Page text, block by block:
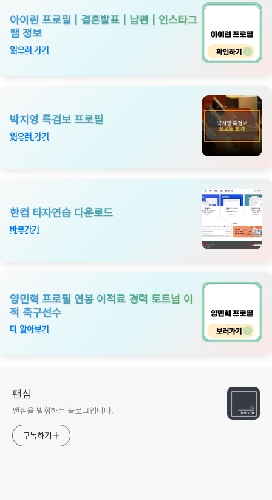
아이린 프로필 | 결혼발표 | 남편 | 인스타그
램 정보
읽으러 가기
박지영 특검보 프로필
읽으러 가기
한컴 타자연습 다운로드
바로가기
양민혁 프로필 연봉 이적료 경력 토트넘 이
적 축구선수
더 알아보기
팬심
팬심을 발휘하는 블로그입니다.
구독하기